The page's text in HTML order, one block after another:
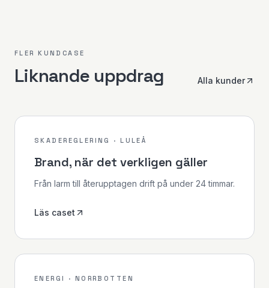
FLER KUNDCASE
Liknande uppdrag Alla kunder
SKADEREGLERING · LULEÅ
Brand, när det verkligen gäller
Från larm till återupptagen drift på under 24 timmar.
Läs caset
ENERGI · NORRBOTTEN